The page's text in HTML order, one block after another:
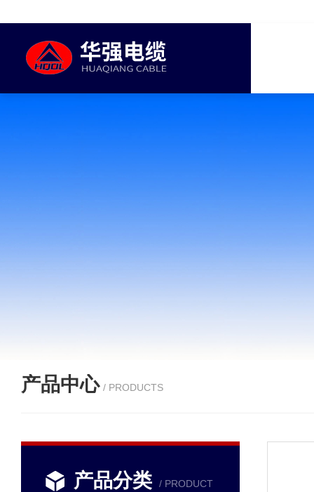
产品中心 / PRODUCTS
产品分类 / PRODUCT